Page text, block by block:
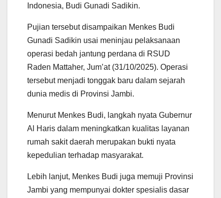
Indonesia, Budi Gunadi Sadikin.
Pujian tersebut disampaikan Menkes Budi
Gunadi Sadikin usai meninjau pelaksanaan
operasi bedah jantung perdana di RSUD
Raden Mattaher, Jum’at (31/10/2025). Operasi
tersebut menjadi tonggak baru dalam sejarah
dunia medis di Provinsi Jambi.
Menurut Menkes Budi, langkah nyata Gubernur
Al Haris dalam meningkatkan kualitas layanan
rumah sakit daerah merupakan bukti nyata
kepedulian terhadap masyarakat.
Lebih lanjut, Menkes Budi juga memuji Provinsi
Jambi yang mempunyai dokter spesialis dasar